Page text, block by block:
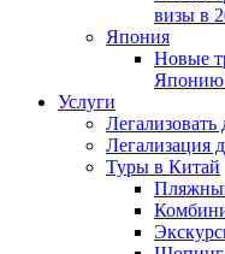
визы в
Япония
Новые
Японию
Услуги
Легализация
Туры в Китай